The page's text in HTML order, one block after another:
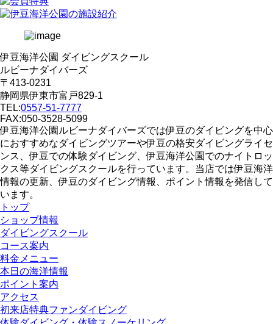
伊豆海洋公園 ダイビングスクール
ルビーナダイバーズ
〒413-0231
静岡県伊東市富戸829-1
TEL:0557-51-7777
FAX:050-3528-5099
伊豆海洋公園ルビーナダイバーズでは伊豆のダイビングを中心
におすすめなダイビングツアーや伊豆の格安ダイビングライセ
ンス、伊豆での体験ダイビング、伊豆海洋公園でのナイトロッ
クス等ダイビングスクールを行っています。当店では伊豆海洋
情報の更新、伊豆のダイビング情報、ポイント情報を発信して
います。
トップ
ショップ情報
ダイビングスクール
コース案内
料金メニュー
本日の海洋情報
ポイント案内
アクセス
初来店特典ファンダイビング